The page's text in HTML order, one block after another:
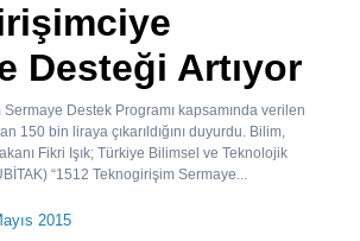
Desteği Artıyor
Sermaye Destek Programı kapsamında verilen
150 bin liraya çıkarıldığını duyurdu. Bilim,
Fikri Işık; Türkiye Bilimsel ve Teknolojik
“1512 Teknogirişim Sermaye...
2015